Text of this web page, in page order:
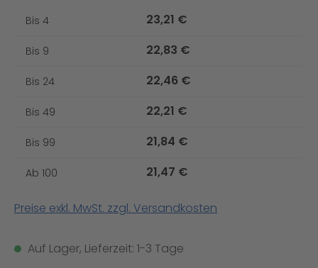
Bis 4 23,21 €
Bis 9 22,83 €
Bis 24 22,46 €
Bis 49 22,21 €
Bis 99 21,84 €
Ab 100 21,47 €
Preise exkl. MwSt. zzgl. Versandkosten
Auf Lager, Lieferzeit: 1-3 Tage